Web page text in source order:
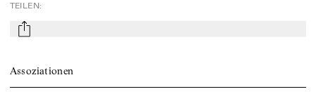
TEILEN:
mail
Assoziationen